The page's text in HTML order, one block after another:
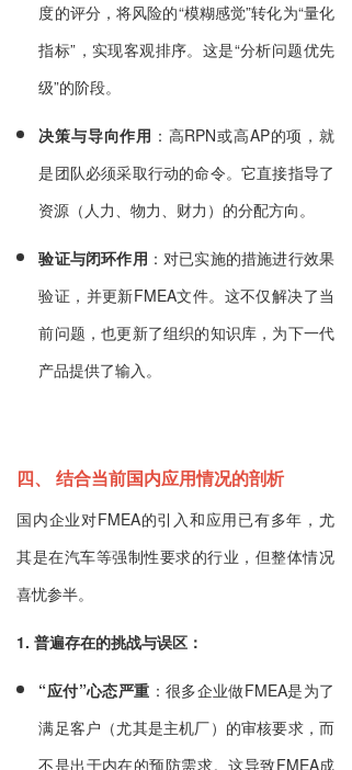
度的评分，将风险的“模糊感觉”转化为“量化
指标”，实现客观排序。这是“分析问题优先
级”的阶段。
决策与导向作用 ：高RPN或高AP的项，就
是团队必须采取行动的命令。它直接指导了
资源（人力、物力、财力）的分配方向。
验证与闭环作用 ：对已实施的措施进行效果
验证，并更新FMEA文件。这不仅解决了当
前问题，也更新了组织的知识库，为下一代
产品提供了输入。
四、 结合当前国内应用情况的剖析
国内企业对FMEA的引入和应用已有多年，尤
其是在汽车等强制性要求的行业，但整体情况
喜忧参半。
1. 普遍存在的挑战与误区：
“应付”心态严重 ：很多企业做FMEA是为了
满足客户（尤其是主机厂）的审核要求，而
不是出于内在的预防需求。这导致FMEA成